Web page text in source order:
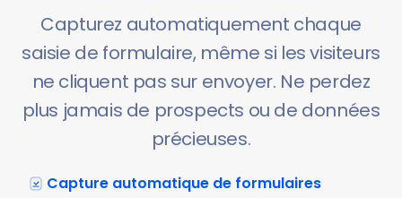
Capturez automatiquement chaque
saisie de formulaire, même si les visiteurs
ne cliquent pas sur envoyer. Ne perdez
plus jamais de prospects ou de données
précieuses.
Capture automatique de formulaires